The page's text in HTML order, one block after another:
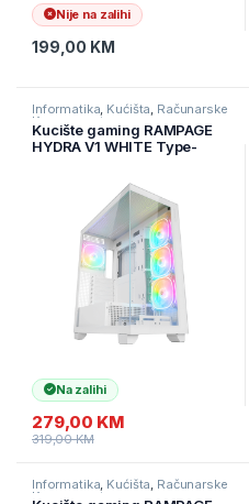
Nije na zalihi
199,00 KM
Informatika, Kućišta, Računarske
Komponente
Kucište gaming RAMPAGE
HYDRA V1 WHITE Type-
Fan+Hub E-ATX Exclusive
Na zalihi
279,00 KM
319,00KM
Informatika, Kućišta, Računarske
Komponente